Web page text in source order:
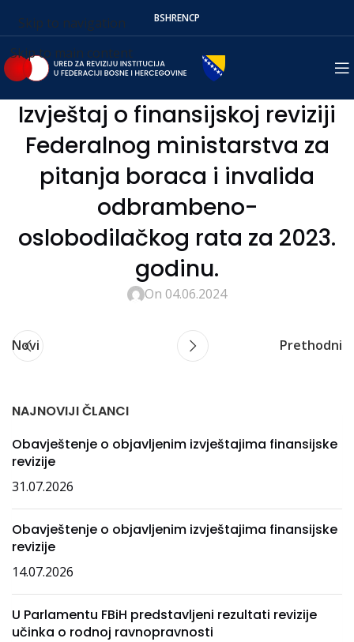
Skip to navigation
Skip to main content
BSHRENСР
Izvještaj o finansijskoj reviziji
Federalnog ministarstva za
pitanja boraca i invalida
odbrambeno-
oslobodilačkog rata za 2023.
godinu.
On 04.06.2024
Novi Prethodni
NAJNOVIJI ČLANCI
Obavještenje o objavljenim izvještajima finansijske
revizije
31.07.2026
Obavještenje o objavljenim izvještajima finansijske
revizije
14.07.2026
U Parlamentu FBiH predstavljeni rezultati revizije
učinka o rodnoj ravnopravnosti